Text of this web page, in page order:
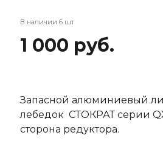
В наличии 6 шт
1 000 руб.
Запасной алюминиевый
лебедок СТОКРАТ серии
сторона редуктора.